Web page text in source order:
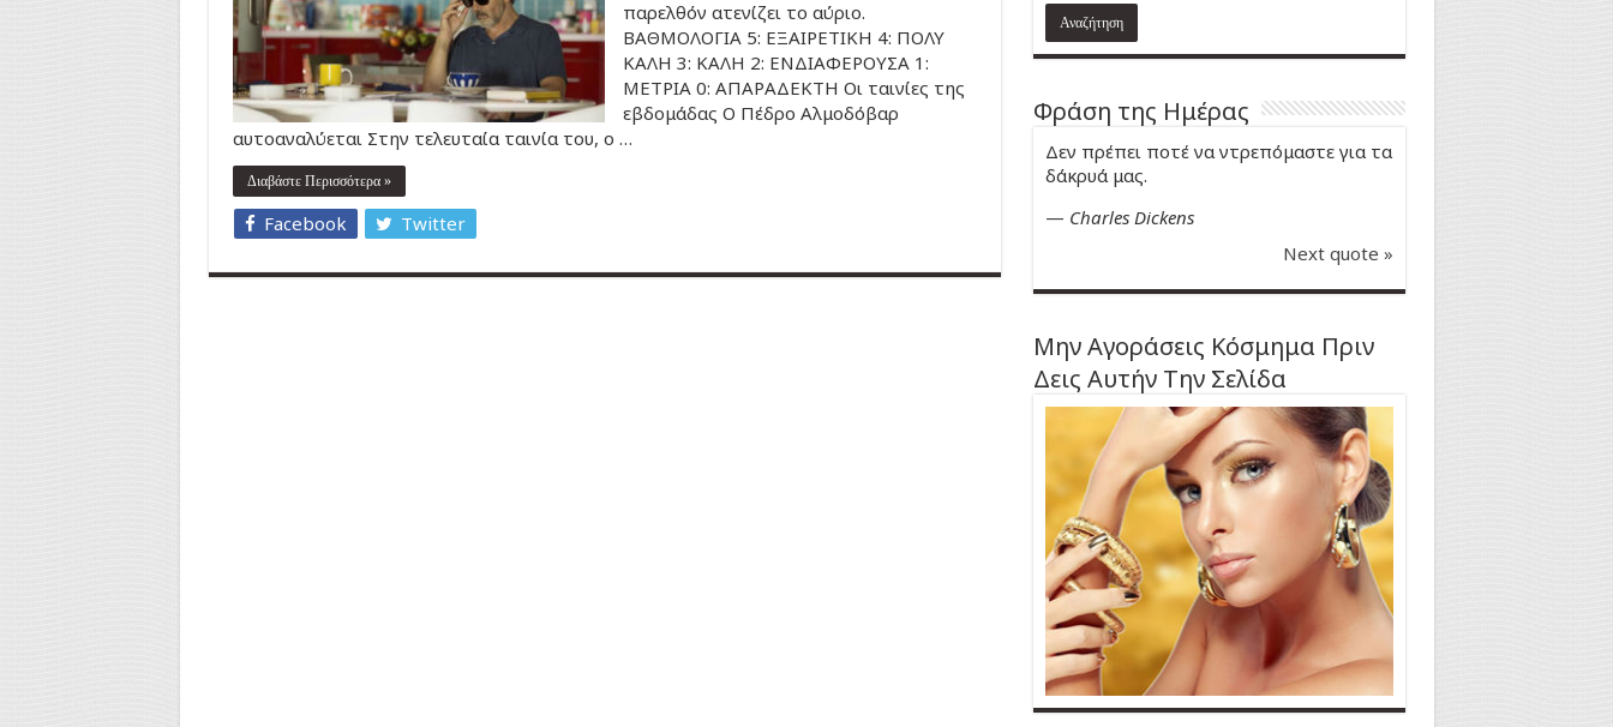
παρελθόν ατενίζει το αύριο.
ΒΑΘΜΟΛΟΓΙΑ 5: ΕΞΑΙΡΕΤΙΚΗ 4: ΠΟΛΥ
ΚΑΛΗ 3: ΚΑΛΗ 2: ΕΝΔΙΑΦΕΡΟΥΣΑ 1:
ΜΕΤΡΙΑ 0: ΑΠΑΡΑΔΕΚΤΗ Οι ταινίες της
εβδομάδας Ο Πέδρο Αλμοδόβαρ
αυτοαναλύεται Στην τελευταία ταινία του, ο …
Διαβάστε Περισσότερα »
Facebook Twitter
Φράση της Ημέρας
Δεν πρέπει ποτέ να ντρεπόμαστε για τα
δάκρυά μας.
— Charles Dickens
Next quote »
Μην Αγοράσεις Κόσμημα Πριν
Δεις Αυτήν Την Σελίδα